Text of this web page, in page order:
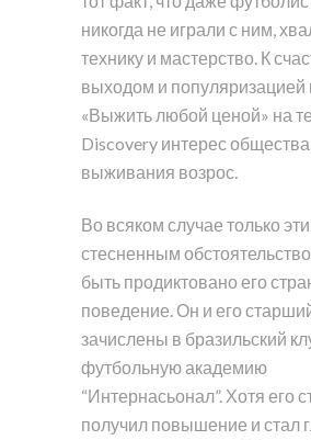
никогда не играли с ним,
технику и мастерство. К
выходом и популяризацией
«Выжить любой ценой» на
Discovery интерес
выживания возрос.
Во всяком случае только
стесненным
быть продиктовано его
поведение. Он и его
зачислены в бразильский
футбольную академию
“Интернасьонал”. Хотя его
получил повышение и стал